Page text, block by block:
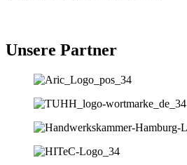
Unsere Partner